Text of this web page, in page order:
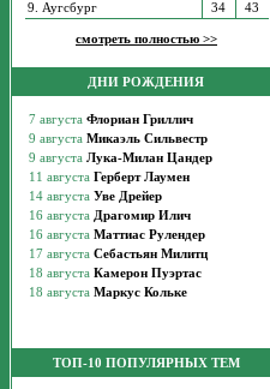
9. Аугсбург
34 43
смотреть полностью >>
ДНИ РОЖДЕНИЯ
ТОП-10 ПОПУЛЯРНЫХ ТЕМ